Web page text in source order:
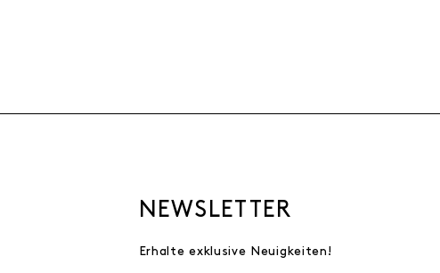
NEWSLETTER
Erhalte exklusive Neuigkeiten!